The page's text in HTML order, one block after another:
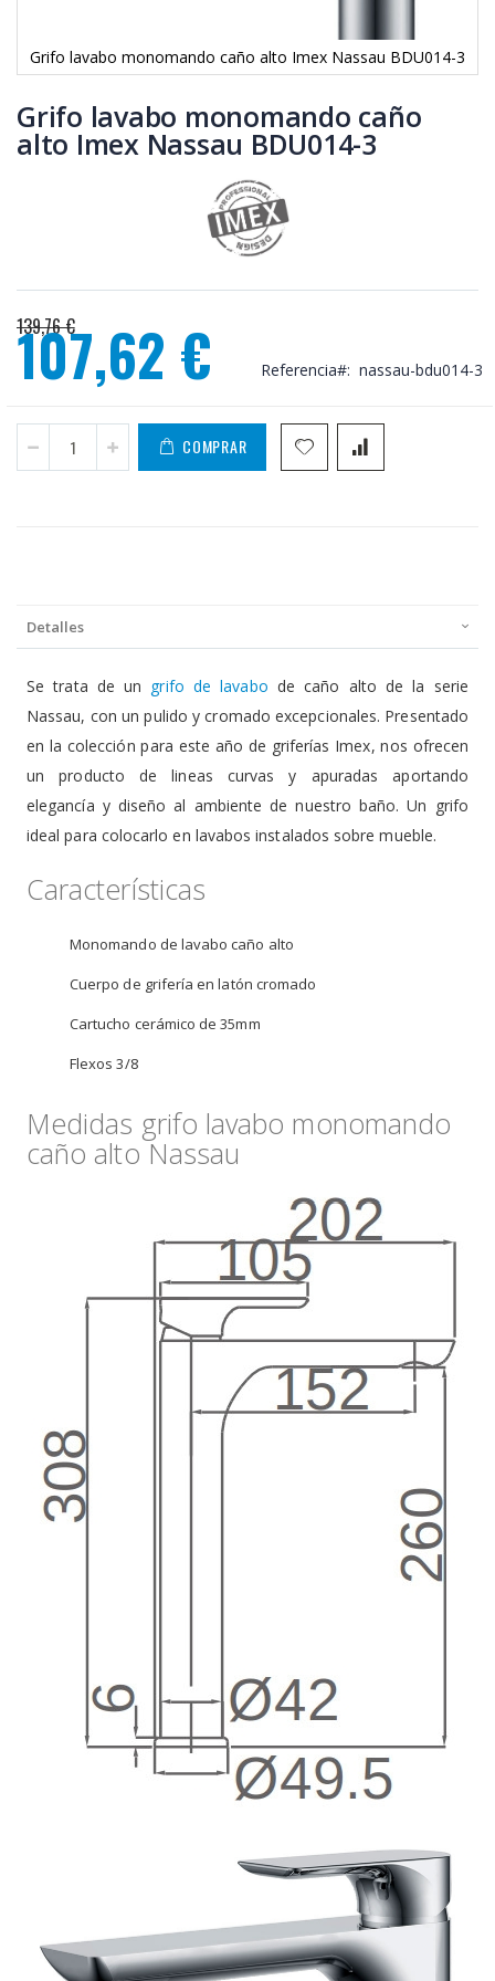
Grifo lavabo monomando caño alto Imex Nassau BDU014-3
al
comienzo
de
Grifo lavabo monomando caño
alto Imex Nassau BDU014-3
139,76 €
Precio
especial
107,62 € Referencia nassau-bdu014-3
COMPRAR
Detalles
Se trata de un grifo de lavabo de caño alto de la serie
Nassau, con un pulido y cromado excepcionales. Presentado
en la colección para este año de griferías Imex, nos ofrecen
un producto de lineas curvas y apuradas aportando
elegancía y diseño al ambiente de nuestro baño. Un grifo
ideal para colocarlo en lavabos instalados sobre mueble.
Características
Monomando de lavabo caño alto
Cuerpo de grifería en latón cromado
Cartucho cerámico de 35mm
Flexos 3/8
Medidas grifo lavabo monomando
caño alto Nassau